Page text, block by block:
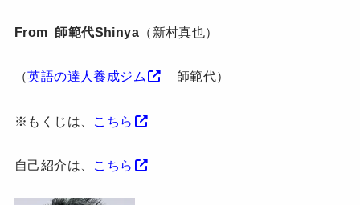
From 師範代Shinya （新村真也）
（英語の達人養成ジム 師範代）
※もくじは、 こちら
自己紹介は、 こちら